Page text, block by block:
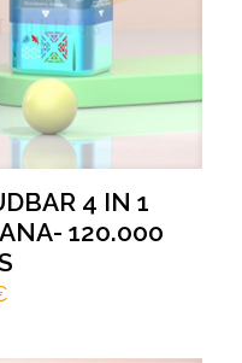
4 IN 1
120.000